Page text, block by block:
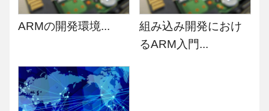
ARMの開発環境...
組み込み開発におけ
るARM入門...